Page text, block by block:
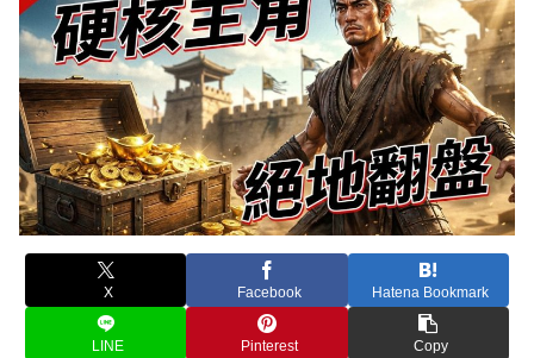
X Facebook Hatena Bookmark
LINE Pinterest Copy